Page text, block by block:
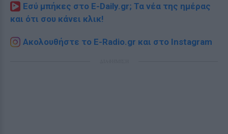
Εσύ μπήκες στο E-Daily.gr; Τα νέα της ημέρας
και ότι σου κάνει κλικ!
Ακολουθήστε το E-Radio.gr και στο Instagram